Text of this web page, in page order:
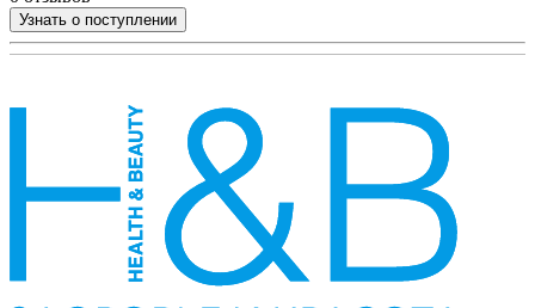
Узнать о поступлении